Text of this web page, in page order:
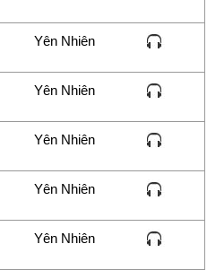
Yên Nhiên
Yên Nhiên
Yên Nhiên
Yên Nhiên
Yên Nhiên